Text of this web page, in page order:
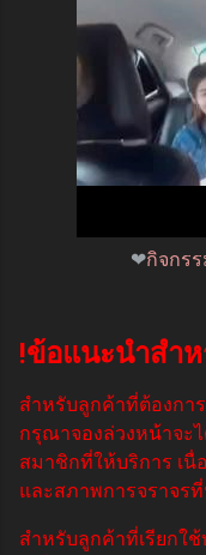
❤กิจกร
!ข้อแนะนำสำ
สำหรับลูกค้าที่ต้องกา
กรุณาจองล่วงหน้าจะ
สมาชิกที่ให้บริการ เนื่
และสภาพการจราจร
สำหรับลูกค้าที่เรียกใ